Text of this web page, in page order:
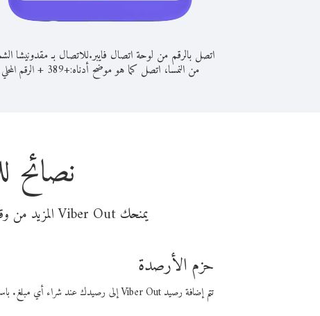
اتصل بالرقم من لوحة اتصال فايبر.للاتصال بـ مقدونيشا
من النمسا، اتصل كما هو موضح أدناه:+
389
+الرقم المحلي
نصائح
يمنحك Viber Out المزيد من وقت المكالمة مقابل تكلفة أقل من المال. اختر من أحد خيارات الاتصال المرنة ذات السعر المنخفض:
حزم الأرصدة
تتم إضافة رصيد Viber Out إلى رصيدك عند شراء أي مبلغ. باستخدام رصيدك، يمكنك إجراء مكالمات إلى أي رقم في العالم بأسعار فايبر المنخفضة.